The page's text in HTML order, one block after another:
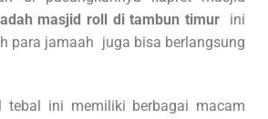
masjid roll di tambun timurini
para jamaah juga bisa berlangsung
tebal ini memiliki berbagai macam